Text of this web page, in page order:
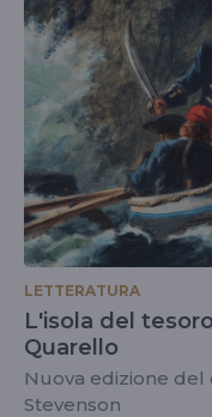
LETTERATURA
L'isola del
Quarello
Nuova edizione
Stevenson